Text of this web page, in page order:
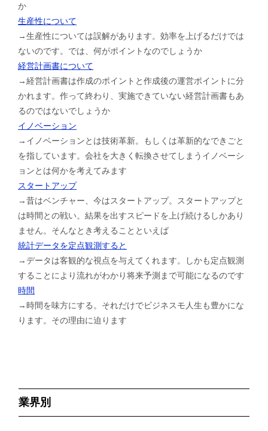
か
生産性について
→生産性については誤解があります。効率を上げるだけでは
ないのです。では、何がポイントなのでしょうか
経営計画書について
→経営計画書は作成のポイントと作成後の運営ポイントに分
かれます。作って終わり、実施できていない経営計画書もあ
るのではないでしょうか
イノベーション
→イノベーションとは技術革新。もしくは革新的なできごと
を指しています。会社を大きく転換させてしまうイノベーシ
ョンとは何かを考えてみます
スタートアップ
→昔はベンチャー、今はスタートアップ。スタートアップと
は時間との戦い。結果を出すスピードを上げ続けるしかあり
ません。そんなとき考えることといえば
統計データを定点観測すると
→データは客観的な視点を与えてくれます。しかも定点観測
することにより流れがわかり将来予測まで可能になるのです
時間
→時間を味方にする。それだけでビジネスモ人生も豊かにな
ります。その理由に迫ります
業界別